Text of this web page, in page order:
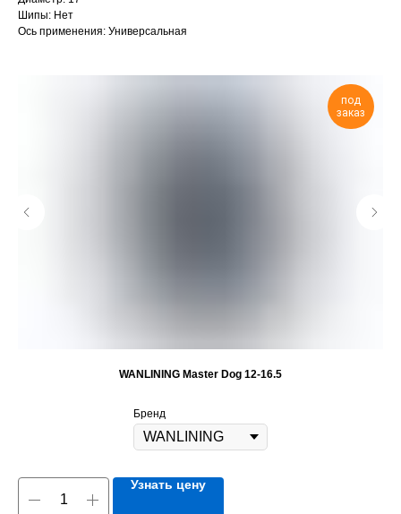
Шипы: Нет
Ось применения: Универсальная
под
заказ
WANLINING Master Dog 12-16.5
Бренд
Узнать цену